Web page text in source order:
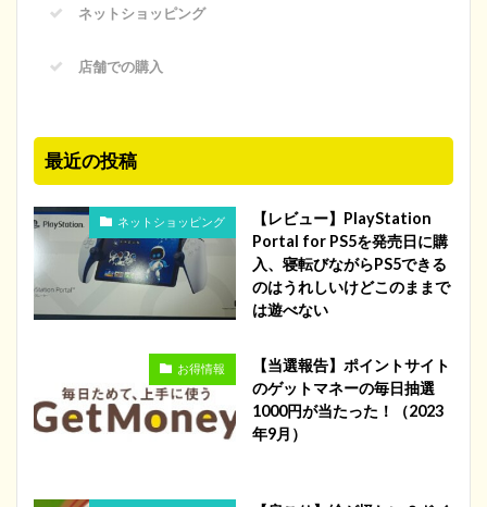
ネットショッピング
店舗での購入
最近の投稿
ネットショッピング
【レビュー】PlayStation
Portal for PS5を発売日に購
入、寝転びながらPS5できる
のはうれしいけどこのままで
は遊べない
お得情報
【当選報告】ポイントサイト
のゲットマネーの毎日抽選
1000円が当たった！（2023
年9月）